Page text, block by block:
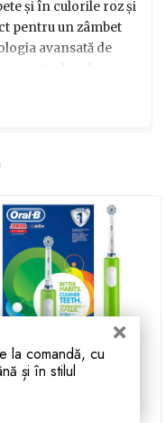
și în culorile roz și
pentru un zâmbet
avansată de
spațiu de relaxare
sănătatea orală și
de curățenie și
zi!
la comandă, cu
și în stilul